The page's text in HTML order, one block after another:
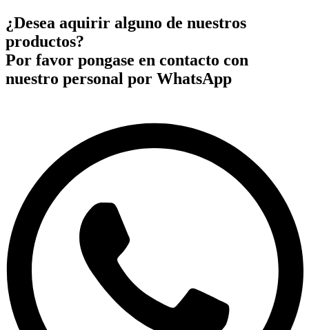
¿Desea aquirir alguno de nuestros
productos?
Por favor pongase en contacto con
nuestro personal por WhatsApp